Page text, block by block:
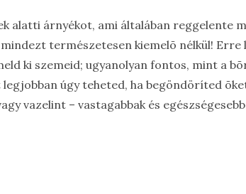
alatti árnyékot, ami általában reggelente
mindezt természetesen kiemelõ nélkül! Erre
ki szemeid; ugyanolyan fontos, mint a
úgy teheted, ha begöndöríted
vazelint – vastagabbak és